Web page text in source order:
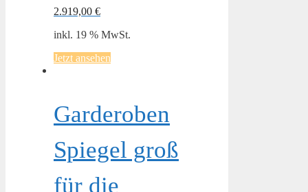
2.919,00 €
inkl. 19 % MwSt.
Jetzt ansehen
Garderoben
Spiegel groß
für die